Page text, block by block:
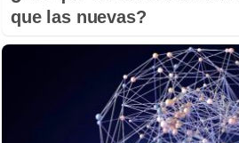
que las nuevas?